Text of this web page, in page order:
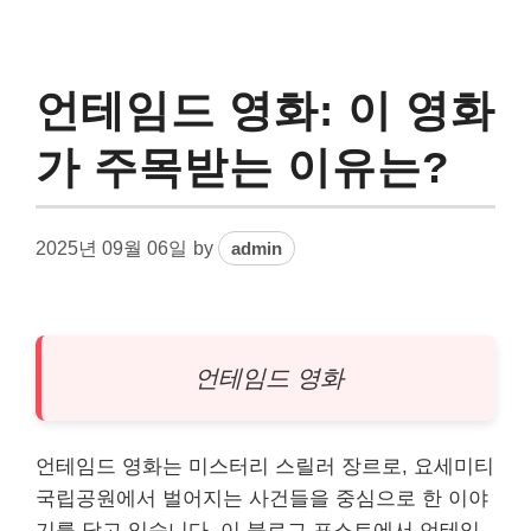
언테임드 영화: 이 영화
가 주목받는 이유는?
2025년 09월 06일 by admin
언테임드 영화
언테임드 영화는 미스터리 스릴러 장르로, 요세미티
국립공원에서 벌어지는 사건들을 중심으로 한 이야